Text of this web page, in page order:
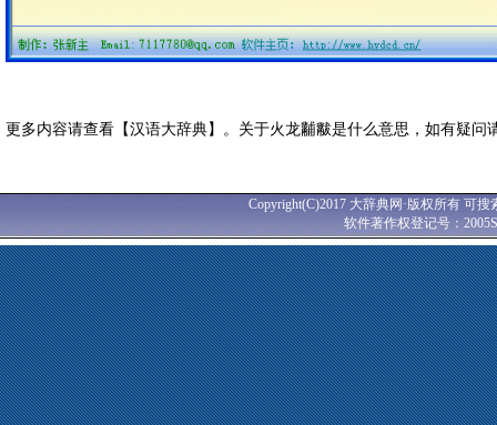
更多内容请查看【汉语大辞典】。关于火龙黼黻是什么意思，如有疑问
Copyright(C)2017 大辞典网·版权所有 可
软件著作权登记号：